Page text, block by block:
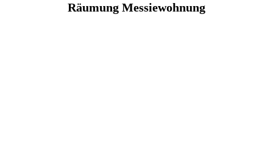
Räumung Messiewohnung